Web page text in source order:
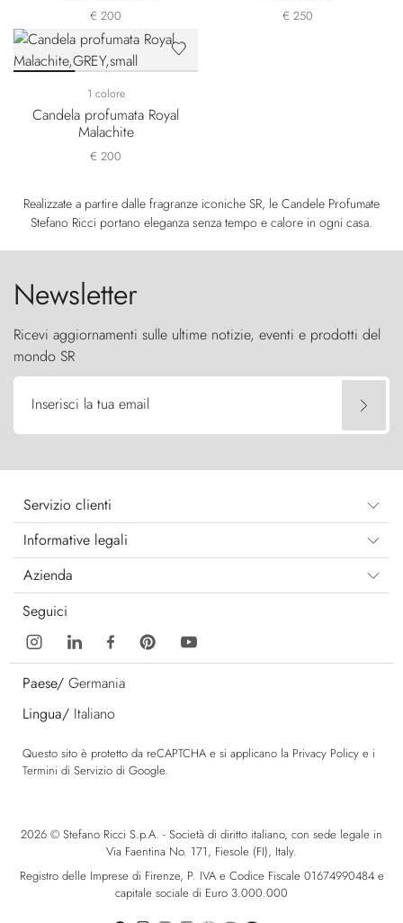
€ 200 € 250
1 colore
Candela profumata Royal
Malachite
€ 200
Realizzate a partire dalle fragranze iconiche SR, le Candele Profumate
Stefano Ricci portano eleganza senza tempo e calore in ogni casa.
Newsletter
Ricevi aggiornamenti sulle ultime notizie, eventi e prodotti del
mondo SR
Inserisci la tua email
Servizio clienti
Informative legali
Azienda
Seguici
Paese/ Germania
Lingua/ Italiano
Questo sito è protetto da reCAPTCHA e si applicano la Privacy Policy e i
Termini di Servizio di Google.
2026 © Stefano Ricci S.p.A. - Società di diritto italiano, con sede legale in
Via Faentina No. 171, Fiesole (FI), Italy.
Registro delle Imprese di Firenze, P. IVA e Codice Fiscale 01674990484 e
capitale sociale di Euro 3.000.000